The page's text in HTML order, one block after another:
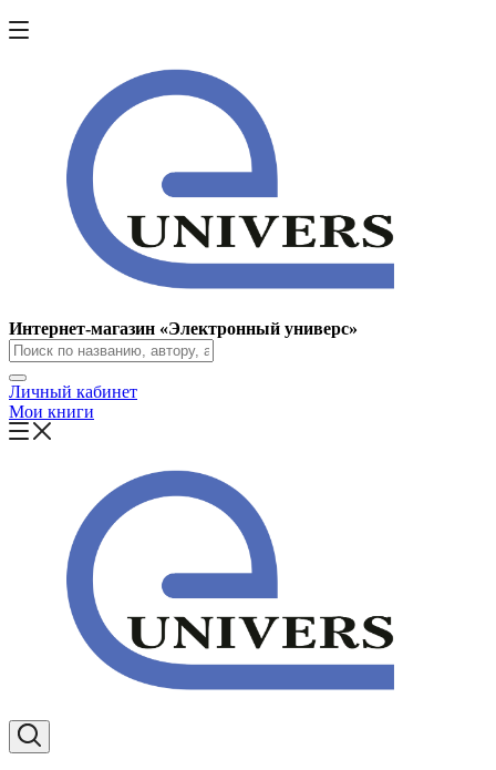
Интернет-магазин «Электронный универс»
Личный кабинет
Мои книги